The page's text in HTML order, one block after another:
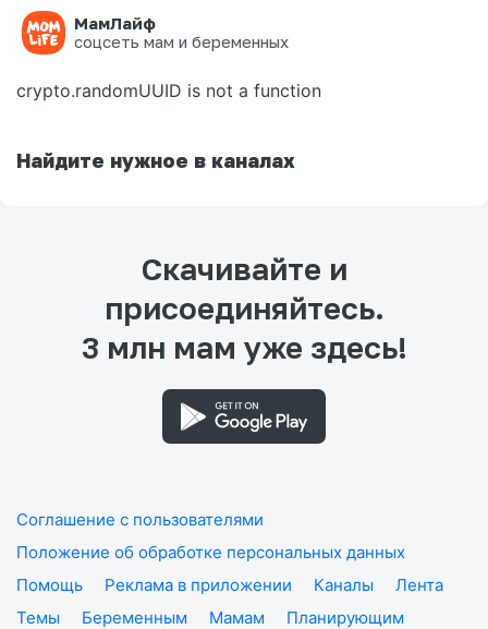
МамЛайф
соцсеть мам и беременных
Ошибка на странице
crypto.randomUUID is not a function
Найдите нужное в каналах
Скачивайте и
присоединяйтесь.
3 млн мам уже здесь!
Соглашение с пользователями
Положение об обработке персональных данных
Помощь
Реклама в приложении Каналы
Лента
Темы
Беременным Мамам
Планирующим